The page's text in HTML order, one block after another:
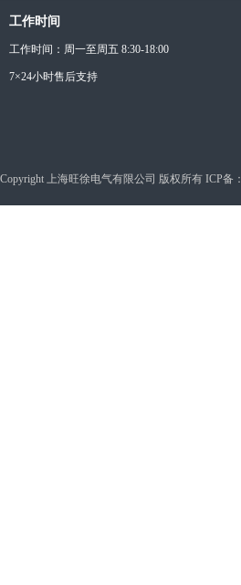
工作时间
工作时间：周一至周五 8:30-18:00
7×24小时售后支持
Copyright 上海旺徐电气有限公司 版权所有 ICP备：